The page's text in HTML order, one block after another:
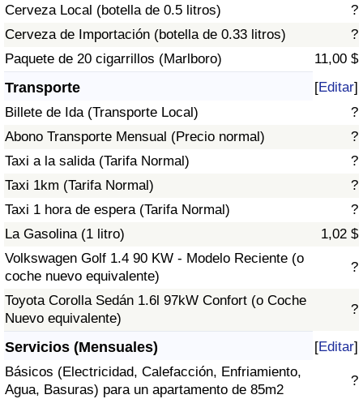
Cerveza Local (botella de 0.5 litros)
?
Cerveza de Importación (botella de 0.33 litros)
?
Paquete de 20 cigarrillos (Marlboro)
11,00 $
Transporte [Editar]
Billete de Ida (Transporte Local)
?
Abono Transporte Mensual (Precio normal)
?
Taxi a la salida (Tarifa Normal)
?
Taxi 1km (Tarifa Normal)
?
Taxi 1 hora de espera (Tarifa Normal)
?
La Gasolina (1 litro)
1,02 $
Volkswagen Golf 1.4 90 KW - Modelo Reciente (o
coche nuevo equivalente)
?
Toyota Corolla Sedán 1.6l 97kW Confort (o Coche
Nuevo equivalente)
?
Servicios (Mensuales) [Editar]
Básicos (Electricidad, Calefacción, Enfriamiento,
Agua, Basuras) para un apartamento de 85m2
?
Índice de Tráfico
Índice de Tráfico (Actual)
Índice de Tráfico por País